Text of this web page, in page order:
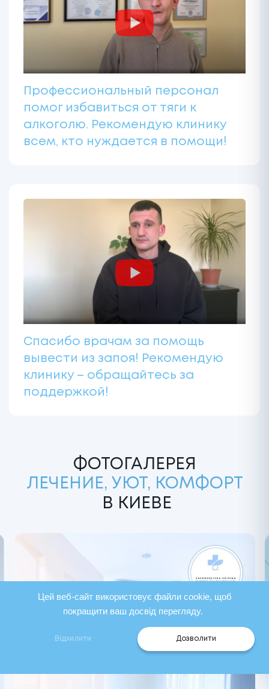
Цей веб-сайт використовує файли cookie, щоб
покращити ваш досвід перегляду.
Відхилити Дозволити
Профессиональный персонал
помог избавиться от тяги к
алкоголю. Рекомендую клинику
всем, кто нуждается в помощи!
Спасибо врачам за помощь
вывести из запоя! Рекомендую
клинику – обращайтесь за
поддержкой!
ФОТОГАЛЕРЕЯ
ЛЕЧЕНИЕ, УЮТ, КОМФОРТ
В КИЕВЕ